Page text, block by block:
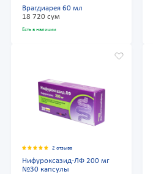
Врагдиарея 60 мл
18 720 сум
Есть в наличии
2 отзыва
Нифуроксазид-ЛФ 200 мг
№30 капсулы